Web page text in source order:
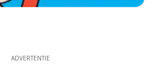
ADVERTENTIE